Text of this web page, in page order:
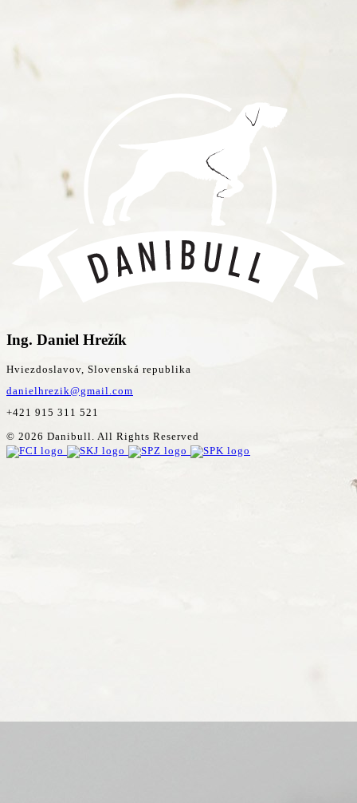
Ing. Daniel Hrežík
Hviezdoslavov, Slovenská republika
danielhrezik@gmail.com
+421 915 311 521
© 2026 Danibull. All Rights Reserved